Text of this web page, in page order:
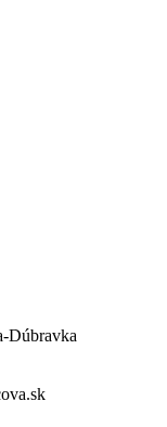
Dúbravka